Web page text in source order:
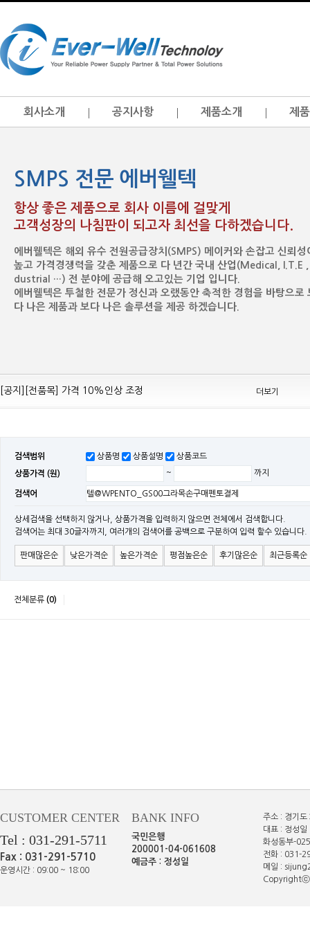
회사소개 공지사항 제품소개 제
SMPS 전문 에버웰텍
항상 좋은 제품으로 회사 이름에 걸맞게
고객성장의 나침판이 되고자 최선을 다하겠습니다.
에버웰텍은 해외 유수 전원공급장치(SMPS) 메이커와 손잡고 신뢰성
높고 가격경쟁력을 갖춘 제품으로 다 년간 국내 산업(Medical, I.T.E
dustrial …) 전 분야에 공급해 오고있는 기업 입니다.
에버웰텍은 투철한 전문가 정신과 오랬동안 축적한 경험을 바탕으로
다 나은 제품과 보다 나은 솔루션을 제공 하겠습니다.
[공지][Mean Well 제품 전품목] 10% 가격 인하 조정
[공지][전품목] 가격 10%인상 조정
[공지][민웰] 전품목 가격 조정의건
[민웰] RS 모델 출시
[공지]SMPS 저가형 [기획상품] 출시
[공지]12W~300W Medical Adapter"2017 NEW MODEL"[ADT] 출시
[공지][민웰] [민웰] 인버터 "정현파 / 유사 정현파" 시리즈 제품을 출시
[공지][민웰] LED 방수형 (CLG / CEN / HLG)시리즈 제품 출시
더보기
검색범위 상품명 상품설명 상품코드
상품가격 (원) ~ 까지
검색어
상세검색을 선택하지 않거나, 상품가격을 입력하지 않으면 전체에서 검색합니다.
검색어는 최대 30글자까지, 여러개의 검색어를 공백으로 구분하여 입력 할수 있습니다.
판매많은순 낮은가격순 높은가격순 평점높은순 후기많은순 최근등록순
전체분류 (0)
CUSTOMER CENTER
Tel : 031-291-5711
Fax : 031-291-5710
운영시간 : 09:00 ~ 18:00
BANK INFO
국민은행
200001-04-061608
예금주 : 정성일
주소 : 경기
대표 : 정성
화성동부-
전화 : 031-
메일 :